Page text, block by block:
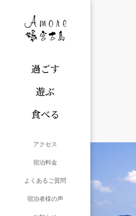
過ごす
遊ぶ
食べる
アクセス
宿泊料金
よくあるご質問
宿泊者様の声